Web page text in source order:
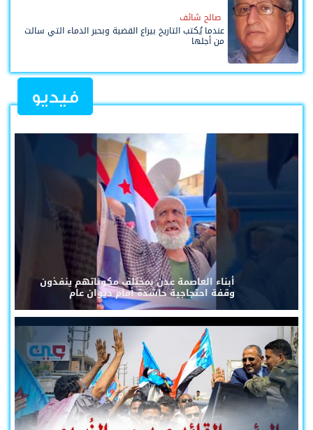
صالح شائف
عندما يُكتب التاريخ بيراع القضية وبحبر الدماء التي سالت
من أجلها
فيديو
أبناء العاصمة عدن بمختلف مكوناتهم ينفذون
وقفة احتجاجية حاشدة أمام ديوان عام